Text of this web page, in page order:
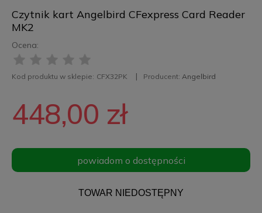
Czytnik kart Angelbird CFexpress Card Reader
MK2
Ocena:
Kod produktu w sklepie: CFX32PK Producent: Angelbird
448,00 zł
powiadom o dostępności
TOWAR NIEDOSTĘPNY